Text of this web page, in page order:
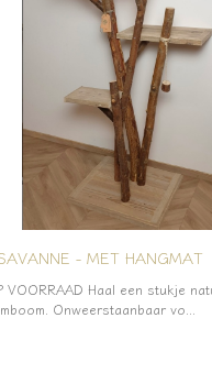
- MET HANGMAT
VOORRAAD Haal een stukje
Onweerstaanbaar vo...